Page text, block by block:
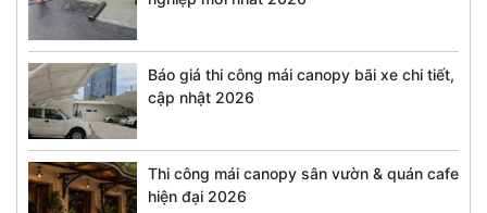
Báo giá thi công mái canopy bãi xe chi tiết,
cập nhật 2026
Thi công mái canopy sân vườn & quán cafe
hiện đại 2026